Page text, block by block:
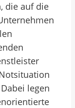
die auf die
legen